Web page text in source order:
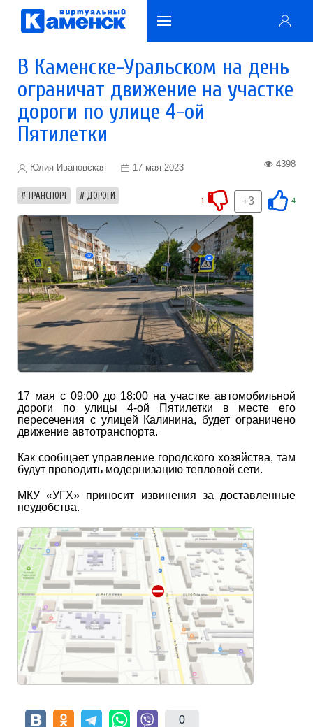
В Каменске-Уральском на день
ограничат движение на участке
дороги по улице 4-ой
Пятилетки
Юлия Ивановская 17 мая 2023 4398
ТРАНСПОРТ ДОРОГИ 4
+3
1
17 мая с 09:00 до 18:00 на участке автомобильной
дороги по улицы 4-ой Пятилетки в месте его
пересечения с улицей Калинина, будет ограничено
движение автотранспорта.
Как сообщает управление городского хозяйства, там
будут проводить модернизацию тепловой сети.
МКУ «УГХ» приносит извинения за доставленные
неудобства.
0